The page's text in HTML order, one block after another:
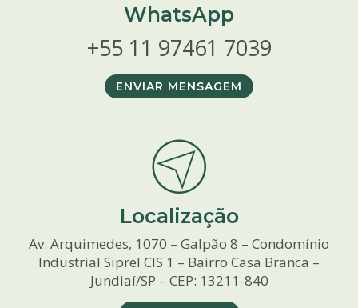
WhatsApp
+55 11 97461 7039
ENVIAR MENSAGEM
Localização
Av. Arquimedes, 1070 – Galpão 8 – Condomínio
Industrial Siprel CIS 1 – Bairro Casa Branca –
Jundiaí/SP – CEP: 13211-840